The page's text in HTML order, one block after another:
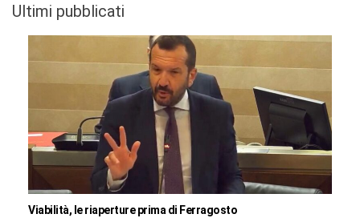
Ultimi pubblicati
Viabilità, le riaperture prima di Ferragosto